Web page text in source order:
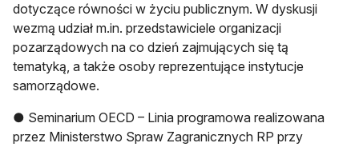
dotyczące równości w życiu publicznym. W dyskusji
wezmą udział m.in. przedstawiciele organizacji
pozarządowych na co dzień zajmujących się tą
tematyką, a także osoby reprezentujące instytucje
samorządowe.
● Seminarium OECD – Linia programowa realizowana
przez Ministerstwo Spraw Zagranicznych RP przy